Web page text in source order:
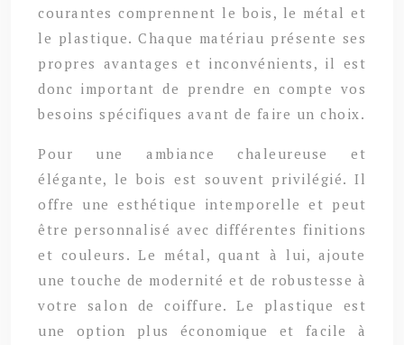
courantes comprennent le bois, le métal et
le plastique. Chaque matériau présente ses
propres avantages et inconvénients, il est
donc important de prendre en compte vos
besoins spécifiques avant de faire un choix.
Pour une ambiance chaleureuse et
élégante, le bois est souvent privilégié. Il
offre une esthétique intemporelle et peut
être personnalisé avec différentes finitions
et couleurs. Le métal, quant à lui, ajoute
une touche de modernité et de robustesse à
votre salon de coiffure. Le plastique est
une option plus économique et facile à